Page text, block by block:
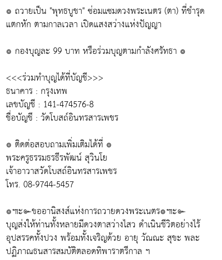
๏ ถวายเป็น "พุทธบูชา" ซ่อมแซมดวงพระเนตร (ตา) ที่ชำรุด
แตกหัก ตามกาลเวลา เปิดแสงสว่างแห่งปัญญา
๏ กองบุญละ 99 บาท หรือร่วมบุญตามกำลังศรัทธา ๏
<<<ร่วมทำบุญได้ที่บัญชี>>>
ธนาคาร : กรุงเทพ
เลขบัญชี : 141-474576-8
ชื่อบัญชี : วัดโบสถ์อินทรสารเพชร
๏ ติดต่อสอบถามเพิ่มเติมได้ที่ ๏
พระครูธรรมธรธีรพัฒน์ สุวินโย
เจ้าอาวาสวัดโบสถ์อินทรสารเพชร
โทร. 08-9744-5457
๏๚ะ๛ขออานิสงส์แห่งการถวายดวงพระเนตร๏๚ะ๛
บุญส่งให้ท่านทั้งหลายมีดวงตาสว่างไสว ดำเนินชีวิตอย่างไร้
อุปสรรคทั้งปวง พร้อมทั้งเจริญด้วย อายุ วัณณะ สุขะ พละ
ปฏิภาณธนสารสมบัติตลอดทิพาราตรีกาล ฯ